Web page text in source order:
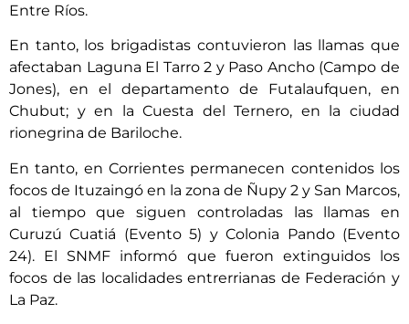
Entre Ríos.
En tanto, los brigadistas contuvieron las llamas que
afectaban Laguna El Tarro 2 y Paso Ancho (Campo de
Jones), en el departamento de Futalaufquen, en
Chubut; y en la Cuesta del Ternero, en la ciudad
rionegrina de Bariloche.
En tanto, en Corrientes permanecen contenidos los
focos de Ituzaingó en la zona de Ñupy 2 y San Marcos,
al tiempo que siguen controladas las llamas en
Curuzú Cuatiá (Evento 5) y Colonia Pando (Evento
24). El SNMF informó que fueron extinguidos los
focos de las localidades entrerrianas de Federación y
La Paz.